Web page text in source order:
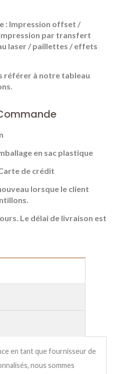
: Impression offset /
par transfert
laser / paillettes / effets
référer à notre tableau
en sac plastique
de crédit
lorsque le client
Le délai de livraison est
en tant que fournisseur de
nous sommes